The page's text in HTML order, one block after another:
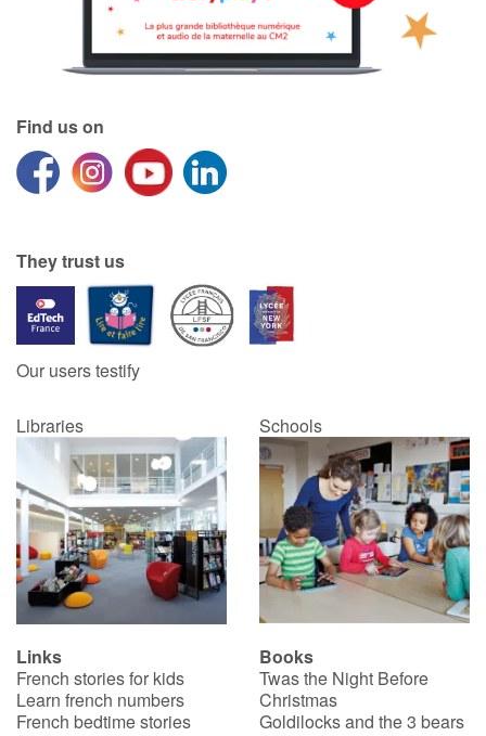
Find us on
They trust us
Our users testify
Libraries Schools
Links
French stories for kids
Learn french numbers
French bedtime stories
Books
Twas the Night Before
Christmas
Goldilocks and the 3 bears